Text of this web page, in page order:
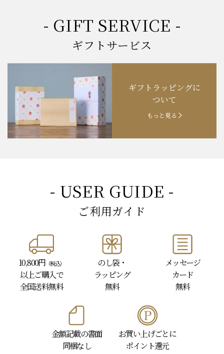
2024.11.1 「お歳暮特集」開催中！
お知らせ 2024.10.18 【創業祭】１０１年目に突入！
お知らせ 202４.09.18 【秋の味覚祭】食欲の秋！
- GIFT SERVICE -
ギフトサービス
ギフトラッピングに
ついて
もっと見る
- USER GUIDE -
ご利用ガイド
10,800円 （税込）
以上ご購入で
全国送料無料
のし袋・
ラッピング
無料
メッセージ
カード
無料
金額記載の書面
同梱なし
お買い上げごとに
ポイント還元